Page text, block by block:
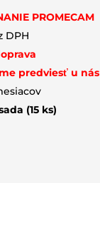
PROMECAM
DPH
predviesť u nás
(15 ks)